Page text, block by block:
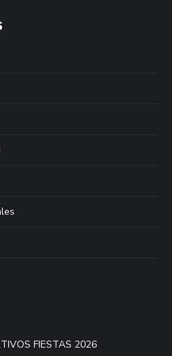
FIESTAS 2026